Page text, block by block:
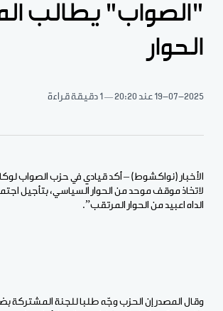
"الصواب" يطالب
الحوار
19-07-2025 عند 20:20 1 دقيقة قراءة
الأخبار (نواكشوط) – أكد قيادي في حزب الصواب
لاتخاذ موقف موحد من الحوار السياسي، بتأجيل
الداه اعبيد من الحوار المرتقب”.